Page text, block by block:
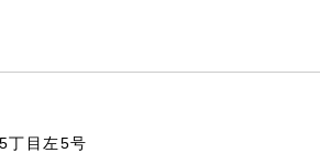
目左5号